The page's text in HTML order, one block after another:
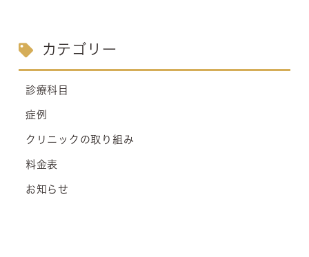
カテゴリー
診療科目
症例
クリニックの取り組み
料金表
お知らせ